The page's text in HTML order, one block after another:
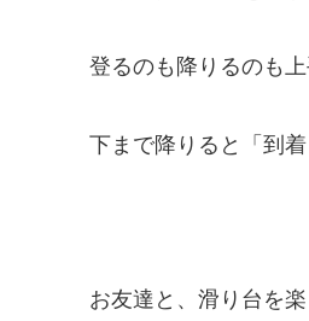
登るのも降りるのも
下まで降りると「到
お友達と、滑り台を